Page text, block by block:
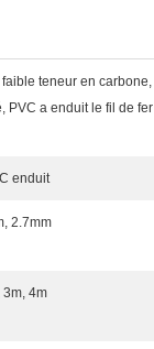
faible teneur en carbone,
PVC a enduit le fil de fer
enduit
2.7mm
3m, 4m